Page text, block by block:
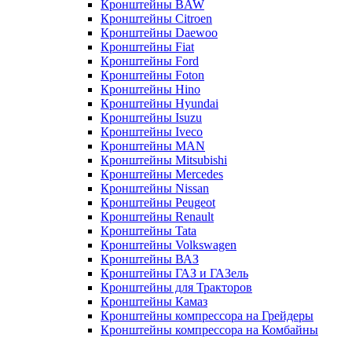
Кронштейны BAW
Кронштейны Citroen
Кронштейны Daewoo
Кронштейны Fiat
Кронштейны Ford
Кронштейны Foton
Кронштейны Hino
Кронштейны Hyundai
Кронштейны Isuzu
Кронштейны Iveco
Кронштейны MAN
Кронштейны Mitsubishi
Кронштейны Mеrcedes
Кронштейны Nissan
Кронштейны Peugeot
Кронштейны Renault
Кронштейны Tata
Кронштейны Volkswagen
Кронштейны ВАЗ
Кронштейны ГАЗ и ГАЗель
Кронштейны для Тракторов
Кронштейны Камаз
Кронштейны компрессора на Грейдеры
Кронштейны компрессора на Комбайны